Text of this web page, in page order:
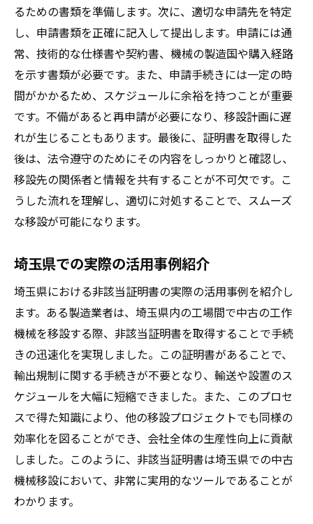
るための書類を準備します。次に、適切な申請先を特定
し、申請書類を正確に記入して提出します。申請には通
常、技術的な仕様書や契約書、機械の製造国や購入経路
を示す書類が必要です。また、申請手続きには一定の時
間がかかるため、スケジュールに余裕を持つことが重要
です。不備があると再申請が必要になり、移設計画に遅
れが生じることもあります。最後に、証明書を取得した
後は、法令遵守のためにその内容をしっかりと確認し、
移設先の関係者と情報を共有することが不可欠です。こ
うした流れを理解し、適切に対処することで、スムーズ
な移設が可能になります。
埼玉県での実際の活用事例紹介
埼玉県における非該当証明書の実際の活用事例を紹介し
ます。ある製造業者は、埼玉県内の工場間で中古の工作
機械を移設する際、非該当証明書を取得することで手続
きの迅速化を実現しました。この証明書があることで、
輸出規制に関する手続きが不要となり、輸送や設置のス
ケジュールを大幅に短縮できました。また、このプロセ
スで得た知識により、他の移設プロジェクトでも同様の
効率化を図ることができ、会社全体の生産性向上に貢献
しました。このように、非該当証明書は埼玉県での中古
機械移設において、非常に実用的なツールであることが
わかります。